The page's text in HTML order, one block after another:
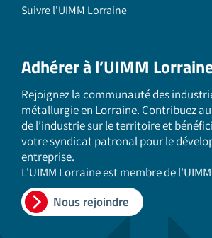
Suivre l'UIMM Lorraine
Adhérer à l’UIMM
Rejoignez la communauté des
métallurgie en Lorraine. Contribuez
de l’industrie sur le territoire et
votre syndicat patronal pour le
entreprise.
L'UIMM Lorraine est membre de
Nous rejoindre